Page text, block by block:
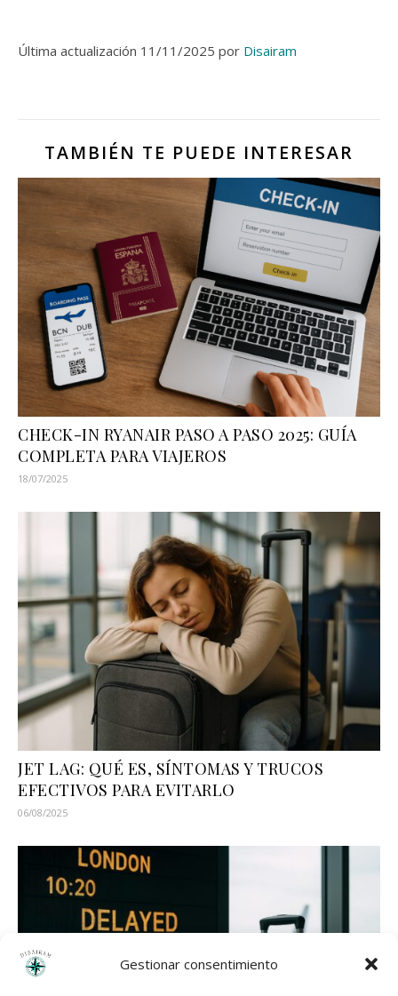
Gestionar consentimiento
Última actualización 11/11/2025 por Disairam
TAMBIÉN TE PUEDE INTERESAR
CHECK-IN RYANAIR PASO A PASO 2025: GUÍA
COMPLETA PARA VIAJEROS
18/07/2025
JET LAG: QUÉ ES, SÍNTOMAS Y TRUCOS
EFECTIVOS PARA EVITARLO
06/08/2025